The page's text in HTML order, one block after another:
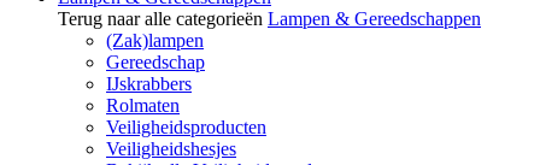
Terug naar alle categorieën Lampen & Gereedschappen
(Zak)lampen
Gereedschap
IJskrabbers
Rolmaten
Veiligheidsproducten
Veiligheidshesjes